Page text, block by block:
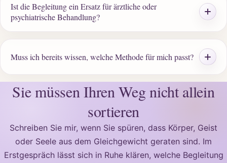
Ist die Begleitung ein Ersatz für ärztliche oder
psychiatrische Behandlung?
Muss ich bereits wissen, welche Methode für mich passt?
Sie müssen Ihren Weg nicht allein
sortieren
Schreiben Sie mir, wenn Sie spüren, dass Körper, Geist
oder Seele aus dem Gleichgewicht geraten sind. Im
Erstgespräch lässt sich in Ruhe klären, welche Begleitung